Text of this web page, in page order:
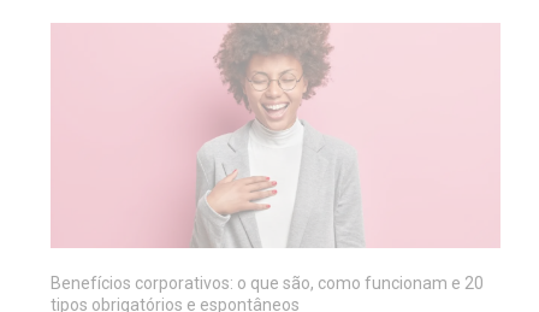
Benefícios corporativos: o que são, como funcionam e 20
tipos obrigatórios e espontâneos